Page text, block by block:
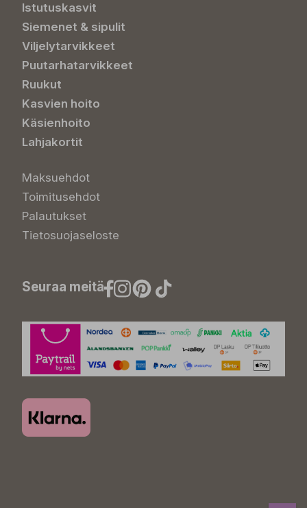
Istutuskasvit
Siemenet & sipulit
Viljelytarvikkeet
Puutarhatarvikkeet
Ruukut
Kasvien hoito
Käsienhoito
Lahjakortit
Maksuehdot
Toimitusehdot
Palautukset
Tietosuojaseloste
Seuraa meitä